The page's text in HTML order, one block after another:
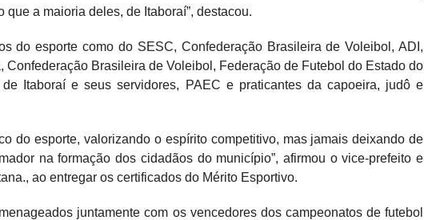
que a maioria deles, de Itaboraí”, destacou.
do esporte como do SESC, Confederação Brasileira de Voleibol, ADI,
Brasileira de Voleibol, Federação de Futebol do Estado do
Itaboraí e seus servidores, PAEC e praticantes da capoeira, judô e
do esporte, valorizando o espírito competitivo, mas jamais deixando de
na formação dos cidadãos do município”, afirmou o vice-prefeito e
ao entregar os certificados do Mérito Esportivo.
juntamente com os vencedores dos campeonatos de futebol